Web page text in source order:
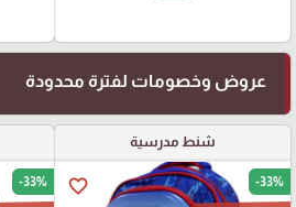
عروض وخصومات لفترة محدودة
شنط مدرسية
favorite_border -33%
-33%